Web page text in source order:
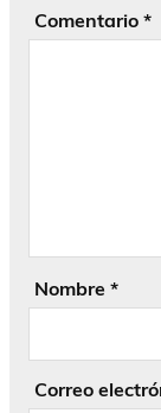
Comentario *
Nombre *
Correo